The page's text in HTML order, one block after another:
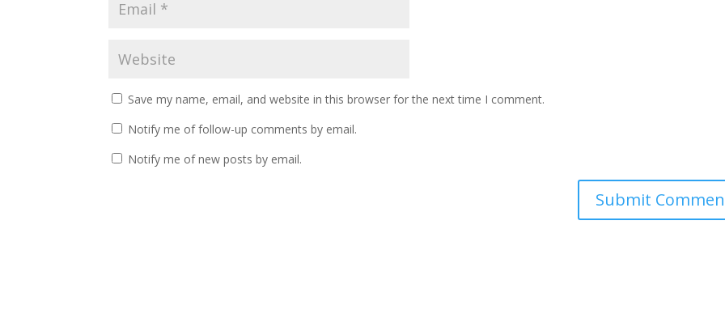
Save my name, email, and website in this browser for the next time I comment.
Notify me of follow-up comments by email.
Notify me of new posts by email.